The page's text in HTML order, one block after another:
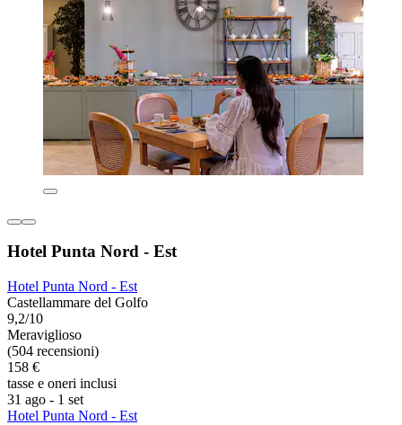
Hotel Punta Nord - Est
Hotel Punta Nord - Est
Castellammare del Golfo
9,2/10
Meraviglioso
(504 recensioni)
158 €
tasse e oneri inclusi
31 ago - 1 set
Hotel Punta Nord - Est